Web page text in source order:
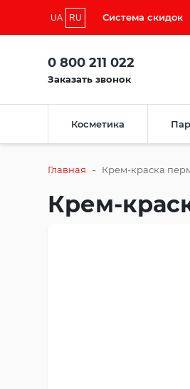
UA RU Система скидок
0 800 211 022
Заказать звонок
Косметика
Главная - Крем-краска
Крем-